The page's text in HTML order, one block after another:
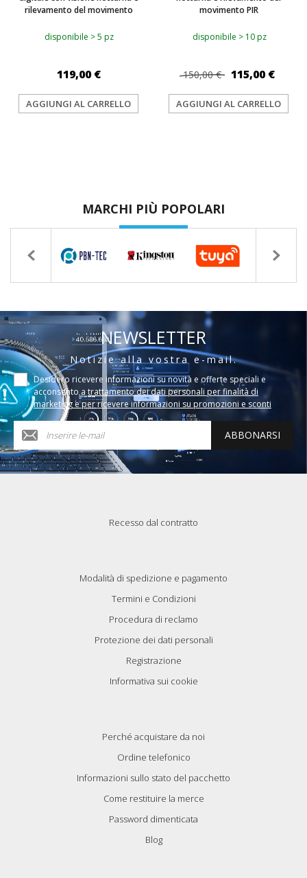
rilevamento del movimento
disponibile > 5 pz
119,00 €
AGGIUNGI AL CARRELLO
movimento PIR
disponibile > 10 pz
150,00 € 115,00 €
AGGIUNGI AL CARRELLO
MARCHI PIÙ POPOLARI
NEWSLETTER
Notizie alla vostra e-mail.
Desidero ricevere informazioni su novità e offerte speciali e
acconsento a trattamento dei dati personali per finalità di
marketing e per ricevere informazioni su promozioni e sconti
ABBONARSI
Recesso dal contratto
Modalità di spedizione e pagamento
Termini e Condizioni
Procedura di reclamo
Protezione dei dati personali
Registrazione
Informativa sui cookie
Perché acquistare da noi
Ordine telefonico
Informazioni sullo stato del pacchetto
Come restituire la merce
Password dimenticata
Blog